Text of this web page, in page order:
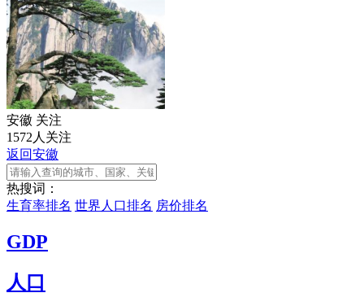
安徽 关注
1572人关注
返回安徽
热搜词：
生育率排名 世界人口排名 房价排名
GDP
人口